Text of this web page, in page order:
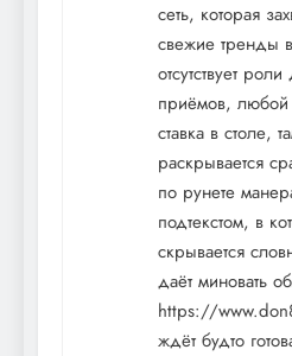
сеть, которая
свежие тренды
отсутствует
приёмов, любой
ставка в столе,
раскрывается
по рунете
подтекстом, в
скрывается
даёт миновать
https://
ждёт будто